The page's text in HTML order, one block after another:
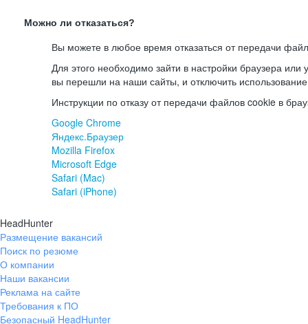
Можно ли отказаться?
Вы можете в любое время отказаться от передачи
Для этого необходимо зайти в настройки браузера или
вы перешли на наши сайты, и отключить
Инструкции по отказу от передачи файлов cookie в
Google Chrome
Яндекс.Браузер
Mozilla Firefox
Microsoft Edge
Safari (Mac)
Safari (iPhone)
HeadHunter
Размещение вакансий
Поиск по резюме
О компании
Наши вакансии
Реклама на сайте
Требования к ПО
Безопасный HeadHunter